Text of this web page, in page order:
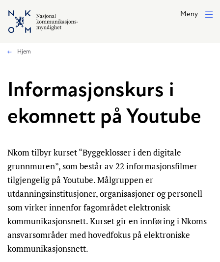
Hopp til hovedinnhold
Meny
Hjem
Informasjonskurs i
ekomnett på Youtube
Nkom tilbyr kurset “Byggeklosser i den digitale
grunnmuren”, som består av 22 informasjonsfilmer
tilgjengelig på Youtube. Målgruppen er
utdanningsinstitusjoner, organisasjoner og personell
som virker innenfor fagområdet elektronisk
kommunikasjonsnett. Kurset gir en innføring i Nkoms
ansvarsområder med hovedfokus på elektroniske
kommunikasjonsnett.